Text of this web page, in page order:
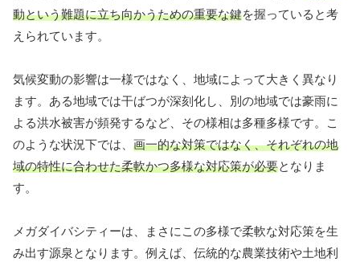
動という難題に立ち向かうための重要な鍵を握っていると考
えられています。
気候変動の影響は一様ではなく、地域によって大きく異なり
ます。ある地域では干ばつが深刻化し、別の地域では豪雨に
よる洪水被害が頻発するなど、その様相は多種多様です。こ
のような状況下では、 画一的な対策ではなく、それぞれの地
域の特性に合わせた柔軟かつ多様な対応策が必要となりま
す。
メガダイバシティーは、まさにこの多様で柔軟な対応策を生
み出す源泉となります。例えば、伝統的な農業技術や土地利